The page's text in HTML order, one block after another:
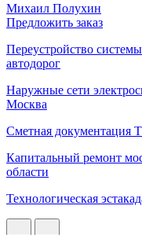
Михаил Полухин
Предложить заказ
Переустройство
автодорог
Наружные сети
Москва
Сметная документация
Капитальный ремонт
области
Технологическая